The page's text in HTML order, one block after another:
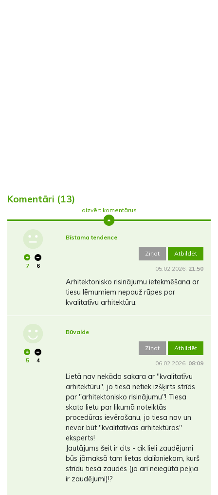
Komentāri (13)
aizvērt komentārus
7 6
Bīstama tendence
Ziņot Atbildēt
05.02.2026. 21:50
Arhitektonisko risinājumu ietekmēšana ar
tiesu lēmumiem nepauž rūpes par
kvalitatīvu arhitektūru.
5 4
Būvalde
Ziņot Atbildēt
06.02.2026. 08:09
Lietā nav nekāda sakara ar "kvalitatīvu
arhitektūru", jo tiesā netiek izšķirts strīds
par "arhitektonisko risinājumu"! Tiesa
skata lietu par likumā noteiktās
procedūras ievērošanu, jo tiesa nav un
nevar būt "kvalitatīvas arhitektūras"
eksperts!
Jautājums šeit ir cits - cik lieli zaudējumi
būs jāmaksā tam lietas dalībniekam, kurš
strīdu tiesā zaudēs (jo arī neiegūtā peļņa
ir zaudējumi)!?